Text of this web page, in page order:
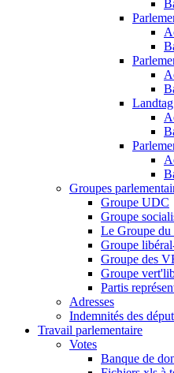
Groupes
Groupe UDC
Groupe
Le Groupe du
Groupe
Groupe des
Groupe
Partis
Adresses
Indemnités des
Travail parlementaire
Votes
Banque de